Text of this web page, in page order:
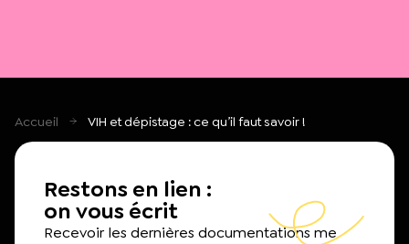
Accueil VIH et dépistage : ce qu’il faut savoir !
Restons en lien :
on vous écrit
Recevoir les dernières documentations me